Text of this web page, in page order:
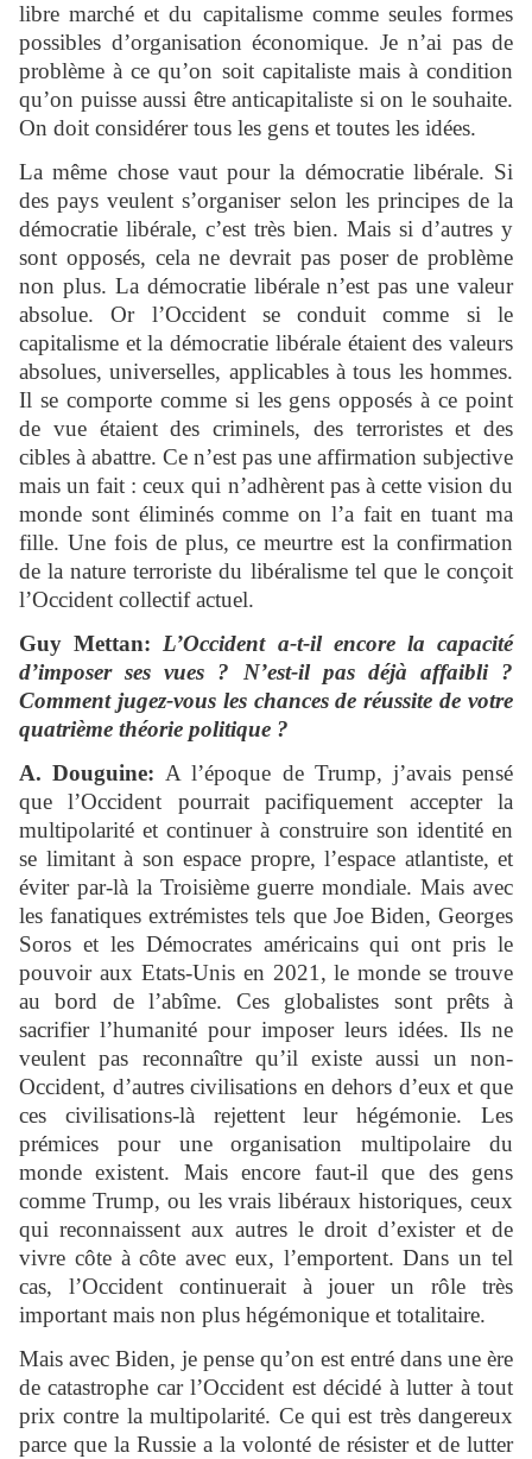
libre marché et du capitalisme comme seules formes
possibles d’organisation économique. Je n’ai pas de
problème à ce qu’on soit capitaliste mais à condition
qu’on puisse aussi être anticapitaliste si on le souhaite.
On doit considérer tous les gens et toutes les idées.
La même chose vaut pour la démocratie libérale. Si
des pays veulent s’organiser selon les principes de la
démocratie libérale, c’est très bien. Mais si d’autres y
sont opposés, cela ne devrait pas poser de problème
non plus. La démocratie libérale n’est pas une valeur
absolue. Or l’Occident se conduit comme si le
capitalisme et la démocratie libérale étaient des valeurs
absolues, universelles, applicables à tous les hommes.
Il se comporte comme si les gens opposés à ce point
de vue étaient des criminels, des terroristes et des
cibles à abattre. Ce n’est pas une affirmation subjective
mais un fait : ceux qui n’adhèrent pas à cette vision du
monde sont éliminés comme on l’a fait en tuant ma
fille. Une fois de plus, ce meurtre est la confirmation
de la nature terroriste du libéralisme tel que le conçoit
l’Occident collectif actuel.
Guy Mettan: L’Occident a-t-il encore la capacité
d’imposer ses vues ? N’est-il pas déjà affaibli ?
Comment jugez-vous les chances de réussite de votre
quatrième théorie politique ?
A. Douguine: A l’époque de Trump, j’avais pensé
que l’Occident pourrait pacifiquement accepter la
multipolarité et continuer à construire son identité en
se limitant à son espace propre, l’espace atlantiste, et
éviter par-là la Troisième guerre mondiale. Mais avec
les fanatiques extrémistes tels que Joe Biden, Georges
Soros et les Démocrates américains qui ont pris le
pouvoir aux Etats-Unis en 2021, le monde se trouve
au bord de l’abîme. Ces globalistes sont prêts à
sacrifier l’humanité pour imposer leurs idées. Ils ne
veulent pas reconnaître qu’il existe aussi un non-
Occident, d’autres civilisations en dehors d’eux et que
ces civilisations-là rejettent leur hégémonie. Les
prémices pour une organisation multipolaire du
monde existent. Mais encore faut-il que des gens
comme Trump, ou les vrais libéraux historiques, ceux
qui reconnaissent aux autres le droit d’exister et de
vivre côte à côte avec eux, l’emportent. Dans un tel
cas, l’Occident continuerait à jouer un rôle très
important mais non plus hégémonique et totalitaire.
Mais avec Biden, je pense qu’on est entré dans une ère
de catastrophe car l’Occident est décidé à lutter à tout
prix contre la multipolarité. Ce qui est très dangereux
parce que la Russie a la volonté de résister et de lutter